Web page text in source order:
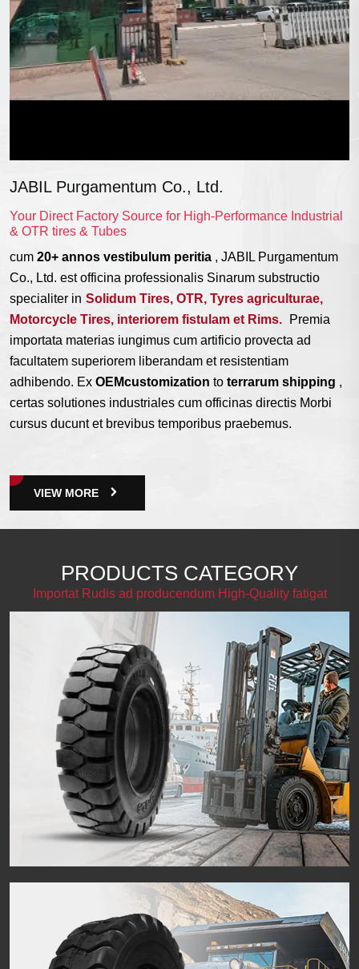
JABIL Purgamentum Co., Ltd.
Your Direct Factory Source for High-Performance Industrial
& OTR tires & Tubes
cum 20+ annos vestibulum peritia , JABIL Purgamentum
Co., Ltd. est officina professionalis Sinarum substructio
specialiter in Solidum Tires, OTR, Tyres agriculturae,
Motorcycle Tires, interiorem fistulam et Rims.
Premia
importata materias iungimus cum artificio provecta ad
facultatem superiorem liberandam et resistentiam
adhibendo. Ex OEMcustomization to terrarum shipping ,
certas solutiones industriales cum officinas directis Morbi
cursus ducunt et brevibus temporibus praebemus.
VIEW MORE
PRODUCTS CATEGORY
Importat Rudis ad producendum High-Quality fatigat